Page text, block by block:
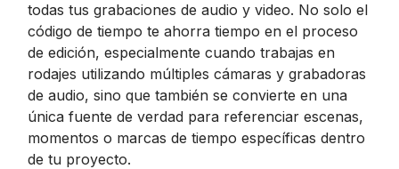
todas tus grabaciones de audio y video. No solo el
código de tiempo te ahorra tiempo en el proceso
de edición, especialmente cuando trabajas en
rodajes utilizando múltiples cámaras y grabadoras
de audio, sino que también se convierte en una
única fuente de verdad para referenciar escenas,
momentos o marcas de tiempo específicas dentro
de tu proyecto.